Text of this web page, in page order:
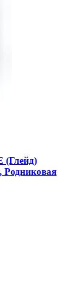
(Глейд)
Родниковая